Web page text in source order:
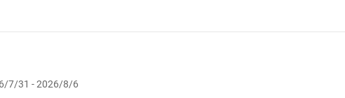
第1項後段暨通訊交易解除權合理例外情事適用準則第2條第5款之規
即代表知悉本店鋪所銷售之商品為電子書，屬非以有形媒介提供之
7/31 - 2026/8/6